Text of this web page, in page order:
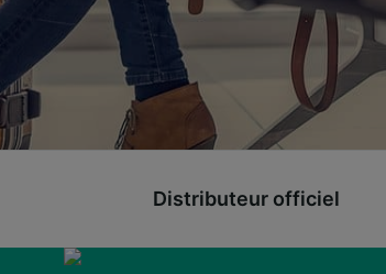
Distributeur officiel